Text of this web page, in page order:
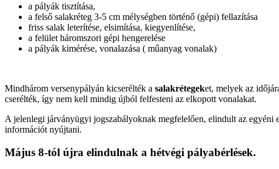
a pályák tisztítása,
a felső salakréteg 3-5 cm mélységben történő (gépi) fellazítása
friss salak leterítése, elsimítása, kiegyenlítése,
a felület háromszori gépi hengerelése
a pályák kimérése, vonalazása ( műanyag vonalak)
Mindhárom versenypályán kicserélték a salakrétegeket, melyek az
cserélték, így nem kell mindig újból felfesteni az elkopott vonalakat.
A jelenlegi járványügyi jogszabályoknak megfelelően, elindult az egyéni
információt nyújtani.
Május 8-tól újra elindulnak a hétvégi pályabérlések.